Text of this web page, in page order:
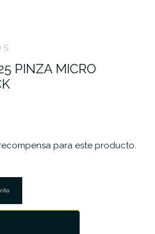
PINZA MICRO
para este producto.